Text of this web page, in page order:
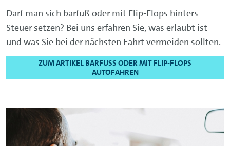
Darf man sich barfuß oder mit Flip-Flops hinters
Steuer setzen? Bei uns erfahren Sie, was erlaubt ist
und was Sie bei der nächsten Fahrt vermeiden sollten.
ZUM ARTIKEL BARFUSS ODER MIT FLIP-FLOPS A
UTOFAHREN